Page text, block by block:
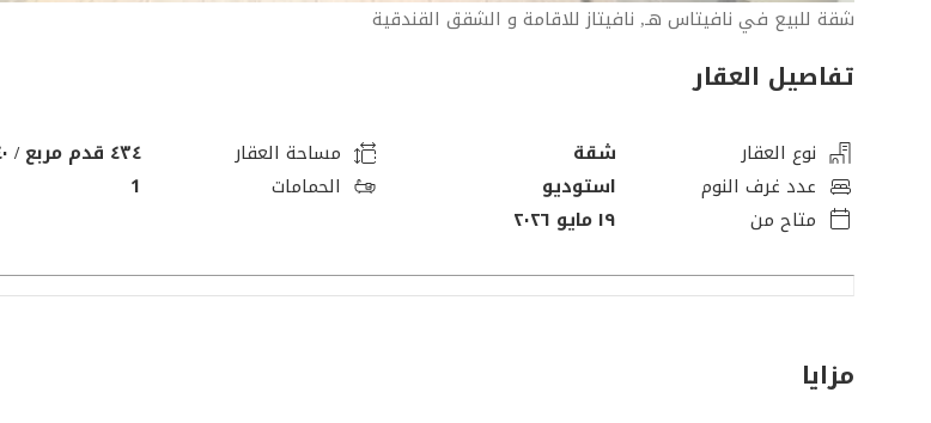
شقة للبيع في نافيتاس هـ, نافيتاز للاقامة و الشقق القندقية
تفاصيل العقار
نوع العقار شقة مساحة العقار
٤٣٤ قدم مربع / ٤٠ متر مربع
عدد غرف النوم
استوديو الحمامات
1
متاح من
١٩ مايو ٢٠٢٦
مزايا